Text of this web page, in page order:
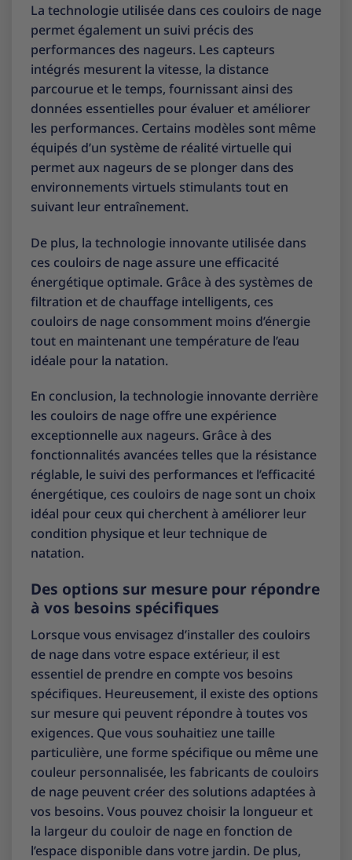
La technologie utilisée dans ces couloirs de nage
permet également un suivi précis des
performances des nageurs. Les capteurs
intégrés mesurent la vitesse, la distance
parcourue et le temps, fournissant ainsi des
données essentielles pour évaluer et améliorer
les performances. Certains modèles sont même
équipés d’un système de réalité virtuelle qui
permet aux nageurs de se plonger dans des
environnements virtuels stimulants tout en
suivant leur entraînement.
De plus, la technologie innovante utilisée dans
ces couloirs de nage assure une efficacité
énergétique optimale. Grâce à des systèmes de
filtration et de chauffage intelligents, ces
couloirs de nage consomment moins d’énergie
tout en maintenant une température de l’eau
idéale pour la natation.
En conclusion, la technologie innovante derrière
les couloirs de nage offre une expérience
exceptionnelle aux nageurs. Grâce à des
fonctionnalités avancées telles que la résistance
réglable, le suivi des performances et l’efficacité
énergétique, ces couloirs de nage sont un choix
idéal pour ceux qui cherchent à améliorer leur
condition physique et leur technique de
natation.
Des options sur mesure pour répondre
à vos besoins spécifiques
Lorsque vous envisagez d’installer des couloirs
de nage dans votre espace extérieur, il est
essentiel de prendre en compte vos besoins
spécifiques. Heureusement, il existe des options
sur mesure qui peuvent répondre à toutes vos
exigences. Que vous souhaitiez une taille
particulière, une forme spécifique ou même une
couleur personnalisée, les fabricants de couloirs
de nage peuvent créer des solutions adaptées à
vos besoins. Vous pouvez choisir la longueur et
la largeur du couloir de nage en fonction de
l’espace disponible dans votre jardin. De plus,